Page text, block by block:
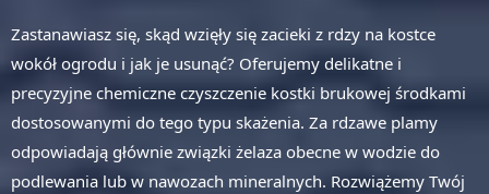
Zastanawiasz się, skąd wzięły się zacieki z rdzy na kostce
wokół ogrodu i jak je usunąć? Oferujemy delikatne i
precyzyjne chemiczne czyszczenie kostki brukowej środkami
dostosowanymi do tego typu skażenia. Za rdzawe plamy
odpowiadają głównie związki żelaza obecne w wodzie do
podlewania lub w nawozach mineralnych. Rozwiążemy Twój